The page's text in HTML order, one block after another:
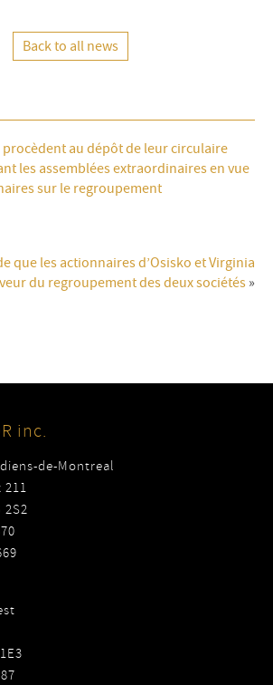
Back to all news
procèdent au dépôt de leur circulaire
les assemblées extraordinaires en vue
sur le regroupement
que les actionnaires d’Osisko et Virginia
du regroupement des deux sociétés »
inc.
de-Montreal
211
2S2